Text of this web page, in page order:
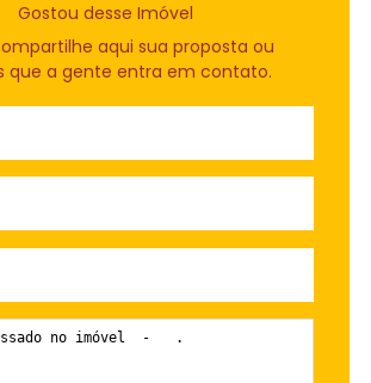
Gostou desse Imóvel
aqui sua proposta ou
que a gente entra em contato.